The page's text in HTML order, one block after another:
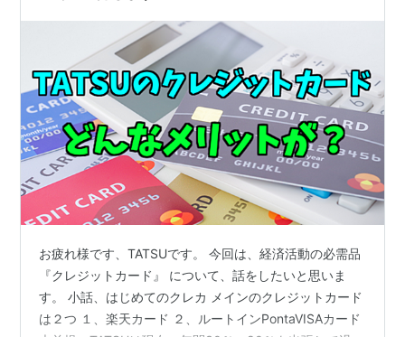
お疲れ様です、TATSUです。 今回は、経済活動の必需品
『クレジットカード』 について、話をしたいと思いま
す。 小話、はじめてのクレカ メインのクレジットカード
は２つ １、楽天カード ２、ルートインPontaVISAカード